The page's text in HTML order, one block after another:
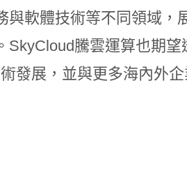
與軟體技術等不同領域
SkyCloud騰雲運算也期
發展，並與更多海內外